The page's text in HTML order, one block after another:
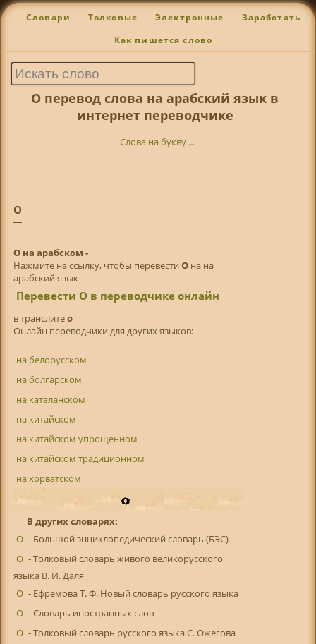
Словари Толковые Электронные Заработать
Как пишется слово
О перевод слова на арабский язык в
интернет переводчике
Слова на букву ...
О
О на арабском -
Нажмите на ссылку, чтобы перевести Она на
арабский язык
Перевести О в переводчике онлайн
в транслитeo
Онлайн переводчики для других языков:
на белорусском
на болгарском
на каталанском
на китайском
на китайском упрощенном
на китайском традиционном
на хорватском
В других словарях:
О - Большой энциклопедический словарь (БЭС)
О - Толковый словарь живого великорусского
языка В. И. Даля
О - Ефремова Т. Ф. Новый словарь русского языка
О - Словарь иностранных слов
О - Толковый словарь русского языка С. Ожегова